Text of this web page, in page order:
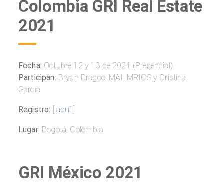
Colombia GRI Real Estate
2021
Fecha: Octubre 12 y 13 de 2021 (Presencial)
Participan: Bryan Dragoo, MAI, MRICS y Cristina
García
Registro: aquí
Lugar: Bogotá, Colombia
GRI México 2021